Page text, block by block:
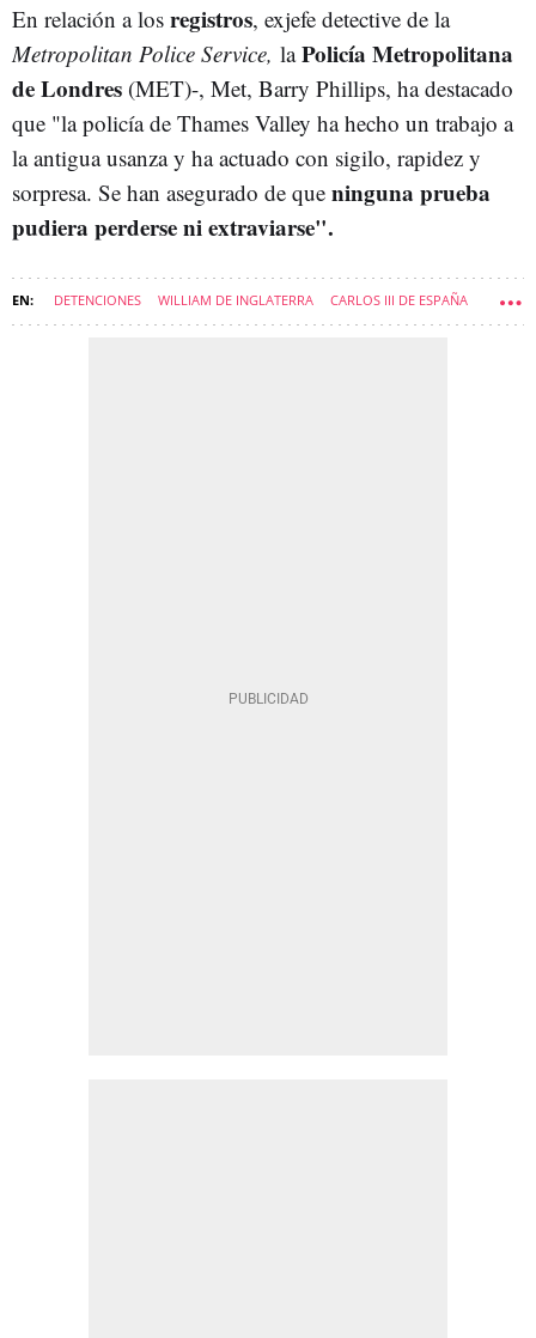
En relación a los registros, exjefe detective de la
Metropolitan Police Service, laPolicía Metropolitana
de Londres (MET)-, Met, Barry Phillips, ha destacado
que "la policía de Thames Valley ha hecho un trabajo a
la antigua usanza y ha actuado con sigilo, rapidez y
sorpresa. Se han asegurado de que ninguna prueba
pudiera perderse ni extraviarse".
DETENCIONES WILLIAM DE INGLATERRA CARLOS III DE ESPAÑA